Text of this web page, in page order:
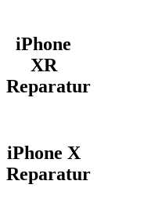
iPhone
XR
Reparatur
iPhone X
Reparatur